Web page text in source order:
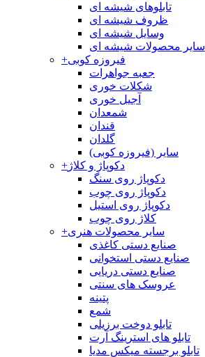
تابلوهای شیشه ای
ظروف شیشه ای
وسایل شیشه ای
سایر محصولات شیشه ای
+فیروزه کوبی
جعبه جواهرات
شکلات خوری
آجیل خوری
شمعدان
قندان
گلدان
سایر (فیروزه کوبی)
+دکوپاژ و کلاژ
دکوپاژ روی سنگ
دکوپاژ روی چوب
دکوپاژ روی استیل
کلاژ روی چوب
+سایر محصولات هنری
صنایع دستی کاغذی
صنایع دستی استخوانی
صنایع دستی دریایی
عروسک های سنتی
پتینه
شمع
تابلو دوخت برزیلی
تابلو های استرینگ آرت
تابلو برجسته میکس مدیا